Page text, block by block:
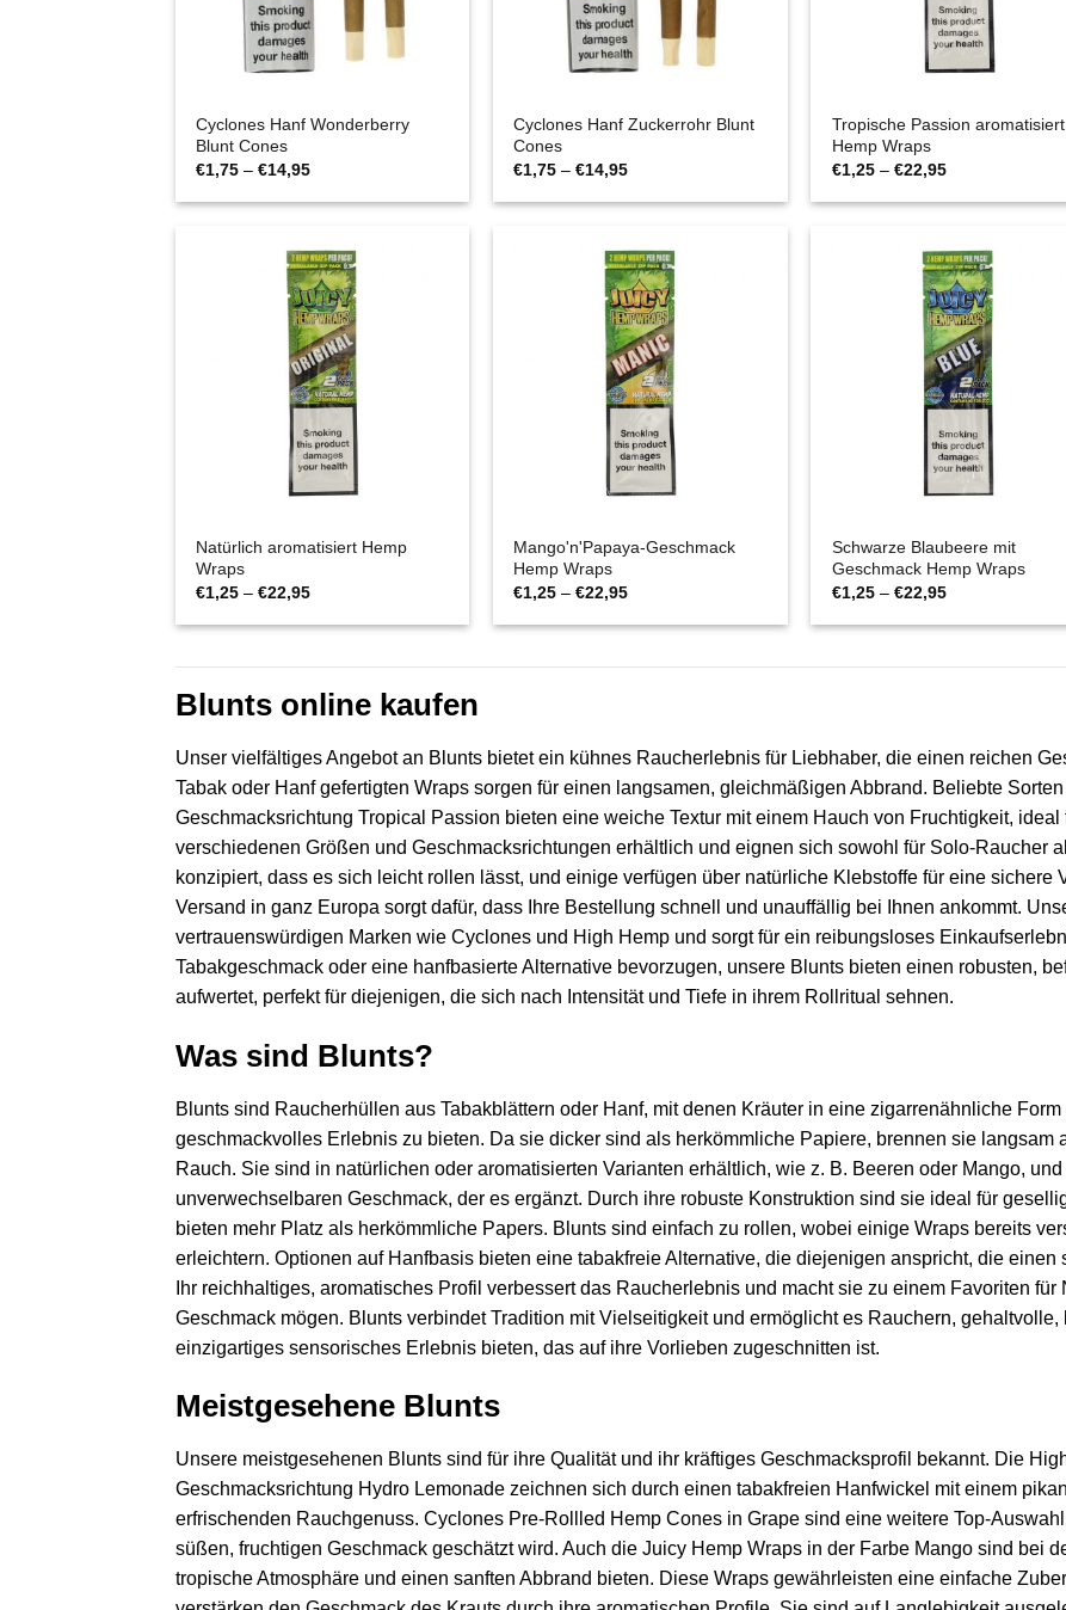
Cyclones Hanf Wonderberry
Blunt Cones
€1,75 –€14,95Preisspanne:
bis
Cyclones Hanf Zuckerrohr Blunt
Cones
€1,75 –€14,95Preisspanne:
bis
Tropische Passion aromatisiert
Hemp Wraps
€1,25 – €22,95Preisspanne:
bis
Natürlich aromatisiert Hemp
Wraps
€1,25 –€22,95Preisspanne:
bis
Mango'n'Papaya-Geschmack
Hemp Wraps
€1,25 –€22,95Preisspanne:
bis
Schwarze Blaubeere mit
Geschmack Hemp Wraps
€1,25 – €22,95Preisspanne:
bis
Blunts online kaufen
Unser vielfältiges Angebot an Blunts bietet ein kühnes Raucherlebnis für Liebhaber, die einen reichen
Tabak oder Hanf gefertigten Wraps sorgen für einen langsamen, gleichmäßigen Abbrand. Beliebte
Geschmacksrichtung Tropical Passion bieten eine weiche Textur mit einem Hauch von Fruchtigkeit,
verschiedenen Größen und Geschmacksrichtungen erhältlich und eignen sich sowohl für Solo-Raucher
konzipiert, dass es sich leicht rollen lässt, und einige verfügen über natürliche Klebstoffe für eine sichere
Versand in ganz Europa sorgt dafür, dass Ihre Bestellung schnell und unauffällig bei Ihnen ankommt.
vertrauenswürdigen Marken wie Cyclones und High Hemp und sorgt für ein reibungsloses
Tabakgeschmack oder eine hanfbasierte Alternative bevorzugen, unsere Blunts bieten einen robusten,
aufwertet, perfekt für diejenigen, die sich nach Intensität und Tiefe in ihrem Rollritual sehnen.
Was sind Blunts?
Blunts sind Raucherhüllen aus Tabakblättern oder Hanf, mit denen Kräuter in eine zigarrenähnliche
geschmackvolles Erlebnis zu bieten. Da sie dicker sind als herkömmliche Papiere, brennen sie langsam
Rauch. Sie sind in natürlichen oder aromatisierten Varianten erhältlich, wie z. B. Beeren oder Mango,
unverwechselbaren Geschmack, der es ergänzt. Durch ihre robuste Konstruktion sind sie ideal für
bieten mehr Platz als herkömmliche Papers. Blunts sind einfach zu rollen, wobei einige Wraps bereits
erleichtern. Optionen auf Hanfbasis bieten eine tabakfreie Alternative, die diejenigen anspricht, die
Ihr reichhaltiges, aromatisches Profil verbessert das Raucherlebnis und macht sie zu einem Favoriten
Geschmack mögen. Blunts verbindet Tradition mit Vielseitigkeit und ermöglicht es Rauchern,
einzigartiges sensorisches Erlebnis bieten, das auf ihre Vorlieben zugeschnitten ist.
Meistgesehene Blunts
Unsere meistgesehenen Blunts sind für ihre Qualität und ihr kräftiges Geschmacksprofil bekannt. Die
Geschmacksrichtung Hydro Lemonade zeichnen sich durch einen tabakfreien Hanfwickel mit einem
erfrischenden Rauchgenuss. Cyclones Pre-Rollled Hemp Cones in Grape sind eine weitere Top-
süßen, fruchtigen Geschmack geschätzt wird. Auch die Juicy Hemp Wraps in der Farbe Mango sind bei
tropische Atmosphäre und einen sanften Abbrand bieten. Diese Wraps gewährleisten eine einfache